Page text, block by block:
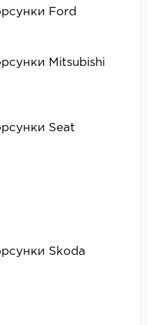
Ford
Mitsubishi
Seat
Skoda